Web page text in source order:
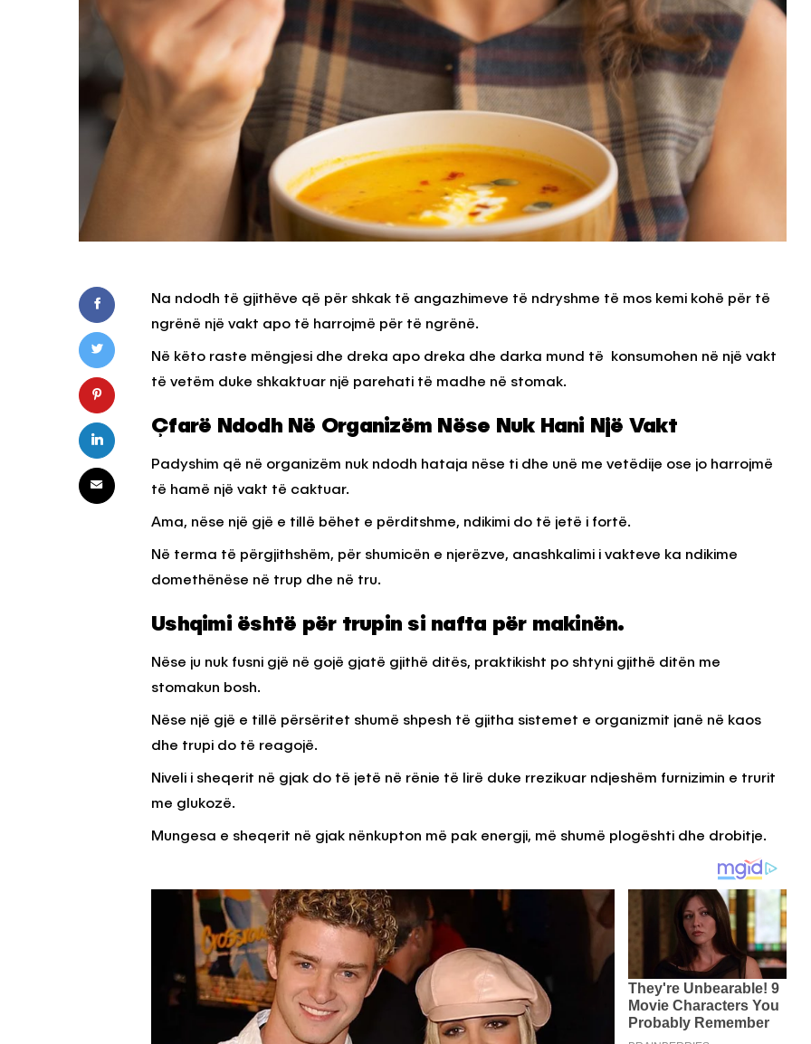
Na ndodh të gjithëve që për shkak të angazhimeve të ndryshme të mos kemi kohë për të
ngrënë një vakt apo të harrojmë për të ngrënë.
Në këto raste mëngjesi dhe dreka apo dreka dhe darka mund të konsumohen në një vakt
të vetëm duke shkaktuar një parehati të madhe në stomak.
Çfarë Ndodh Në Organizëm Nëse Nuk Hani Një Vakt
Padyshim që në organizëm nuk ndodh hataja nëse ti dhe unë me vetëdije ose jo harrojmë
të hamë një vakt të caktuar.
Ama, nëse një gjë e tillë bëhet e përditshme, ndikimi do të jetë i fortë.
Në terma të përgjithshëm, për shumicën e njerëzve, anashkalimi i vakteve ka ndikime
domethënëse në trup dhe në tru.
Ushqimi është për trupin si nafta për makinën.
Nëse ju nuk fusni gjë në gojë gjatë gjithë ditës, praktikisht po shtyni gjithë ditën me
stomakun bosh.
Nëse një gjë e tillë përsëritet shumë shpesh të gjitha sistemet e organizmit janë në kaos
dhe trupi do të reagojë.
Niveli i sheqerit në gjak do të jetë në rënie të lirë duke rrezikuar ndjeshëm furnizimin e trurit
me glukozë.
Mungesa e sheqerit në gjak nënkupton më pak energji, më shumë plogështi dhe drobitje.
KËSHILLA & IDE
Letrën e Aluminit për Ruajtjen
e Ushqimeve
KËSHILLA & IDE
Vijnë Nga Akulloret e